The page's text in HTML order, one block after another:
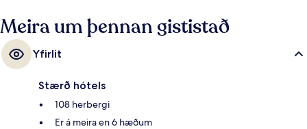
Meira um þennan gististað
Yfirlit
Stærð hótels
108 herbergi
Er á meira en 6 hæðum